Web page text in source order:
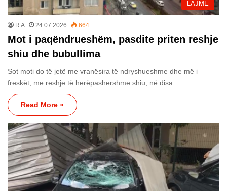
LAJME
R A 24.07.2026 664
Mot i paqëndrueshëm, pasdite priten reshje
shiu dhe bubullima
Sot moti do të jetë me vranësira të ndryshueshme dhe më i
freskët, me reshje të herëpashershme shiu, në disa…
Read More »